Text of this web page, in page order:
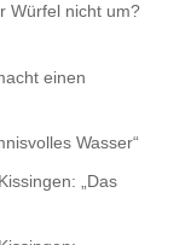
Würfel nicht um?
einen
Wasser“
„Das